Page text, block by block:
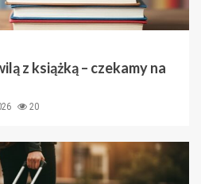
z książką – czekamy na
20